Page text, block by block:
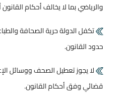
والرياضي بما لا يخالف أحكام القانون
تكفل الدولة حرية الصحافة
حدود القانون.
لا يجوز تعطيل الصحف ووسائل
قضائي وفق أحكام القانون.